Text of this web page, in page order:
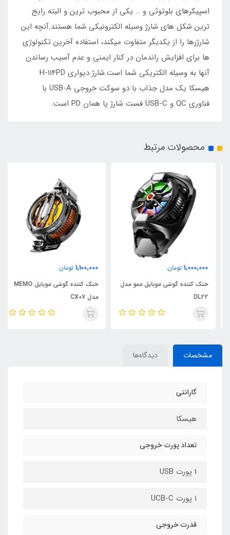
اسپیکرهای بلوتوثی و … یکی از محبوب ترین و البته رایج
ترین شکل های شارژ وسیله الکترونیکی شما هستند.آنچه این
شارژرها را از یکدیگر متفاوت میکند، استفاده آخرین تکنولوژی
ها برای افزایش راندمان در کنار ایمنی و عدم آسیب رساندن
آنها به وسیله الکتریکی شما است.شارژ دیواری H-114PD
هیسکا یک مدل جذاب با دو سوکت خروجی USB-A با
فناوری QC و USB-C فست شارژ یا همان PD است.
محصولات مرتبط
1,000,000 تومان
خنک کننده گوشی موبایل ممو مدل
DL22
1,100,000 تومان
خنک کننده گوشی موبایل MEMO
مدل CX07
مشخصات دیدگاه‌ها
گارانتی
هیسکا
تعداد پورت خروجی
1 پورت USB
1 پورت UCB-C
قدرت خروجی